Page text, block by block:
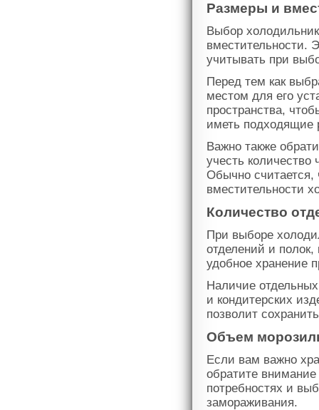
Размеры и
Выбор
вместительности.
учитывать при
Перед тем как
местом для его
пространства,
иметь подходящие
Важно также
учесть количество
Обычно считается,
вместительности
Количество
При выборе
отделений и полок,
удобное хранение
Наличие
и кондитерских
позволит
Объем
Если вам важно
обратите
потребностях и
замораживания.